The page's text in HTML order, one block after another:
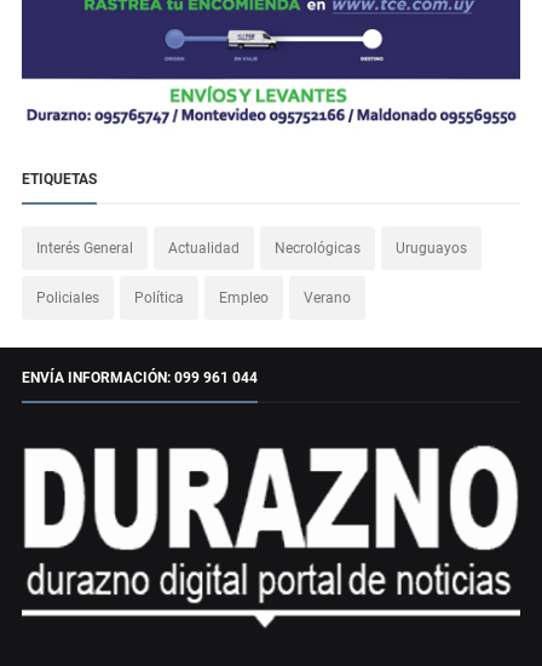
ETIQUETAS
Interés General Actualidad Necrológicas Uruguayos
Policiales Política Empleo Verano
ENVÍA INFORMACIÓN: 099 961 044